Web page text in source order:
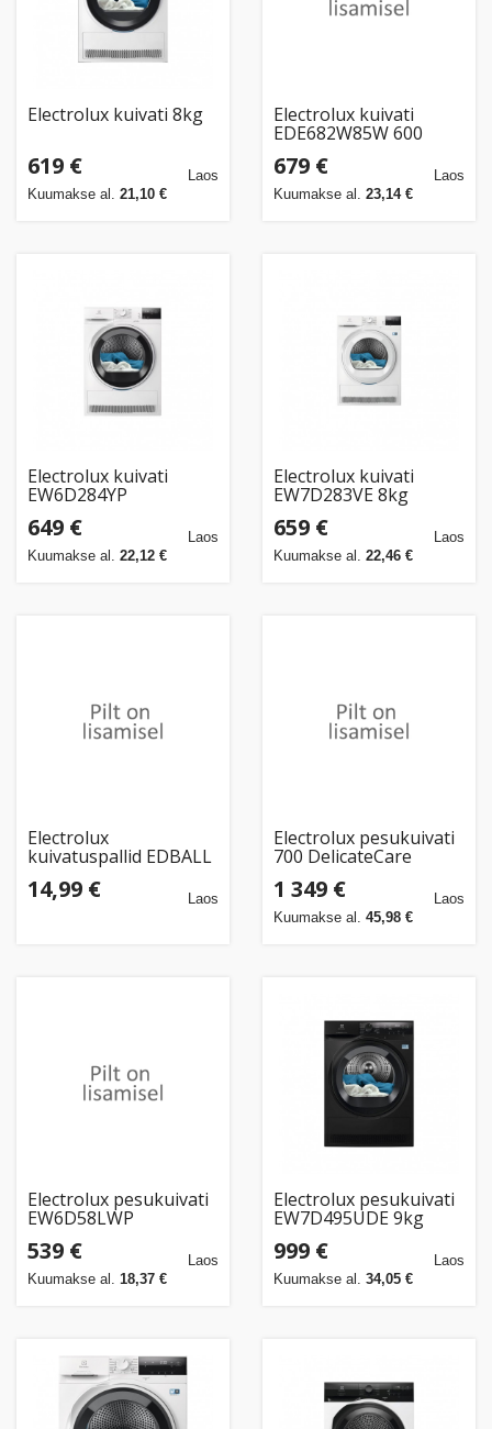
Electrolux kuivati 8kg
619 €
Kuumakse al. 21,10 €
Laos
Electrolux kuivati
EDE682W85W 600
679 €
Kuumakse al. 23,14 €
Laos
Electrolux kuivati
EW6D284YP
649 €
Kuumakse al. 22,12 €
Laos
Electrolux kuivati
EW7D283VE 8kg
659 €
Kuumakse al. 22,46 €
Laos
Electrolux
kuivatuspallid EDBALL
14,99 € Laos
Electrolux pesukuivati
700 DelicateCare
1 349 €
Kuumakse al. 45,98 €
Laos
Electrolux pesukuivati
EW6D58LWP
539 €
Kuumakse al. 18,37 €
Laos
Electrolux pesukuivati
EW7D495UDE 9kg
(7333394121420)
999 €
Kuumakse al. 34,05 €
Laos